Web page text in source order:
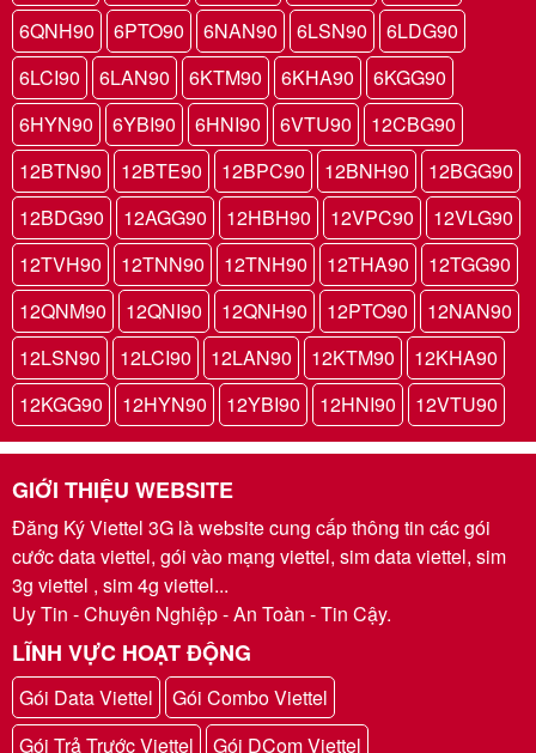
6QNH90
6PTO90 6NAN90 6LSN90
6LDG90
6LCI90
6LAN90 6KTM90 6KHA90
6KGG90
6HYN90
6YBI90 6HNI90 6VTU90
12CBG90
12BTN90
12BTE90 12BPC90 12BNH90
12BGG90
12BDG90
12AGG90 12HBH90 12VPC90
12VLG90
12TVH90
12TNN90 12TNH90 12THA90
12TGG90
12QNM90
12QNI90 12QNH90 12PTO90
12NAN90
12LSN90
12LCI90 12LAN90 12KTM90
12KHA90
12KGG90
12HYN90 12YBI90 12HNI90 12VTU90
GIỚI THIỆU WEBSITE
Đăng Ký Viettel 3G là website cung cấp thông tin các gói
cước data viettel, gói vào mạng viettel, sim data viettel, sim
3g viettel , sim 4g viettel...
Uy Tin - Chuyên Nghiệp - An Toàn - Tin Cậy.
LĨNH VỰC HOẠT ĐỘNG
Gói Data Viettel
Gói Combo Viettel
Gói Trả Trước Viettel
Gói DCom Viettel